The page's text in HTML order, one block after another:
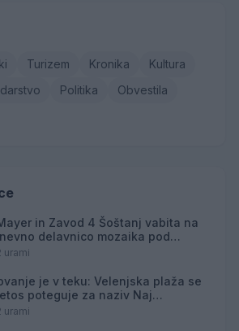
Turizem Kronika
Kultura
Politika
Obvestila
in Zavod 4 Šoštanj vabita na
delavnico mozaika pod
Mojce Marije Černivšek
urami
je v teku: Velenjska plaža se
poteguje za naziv Naj
urami